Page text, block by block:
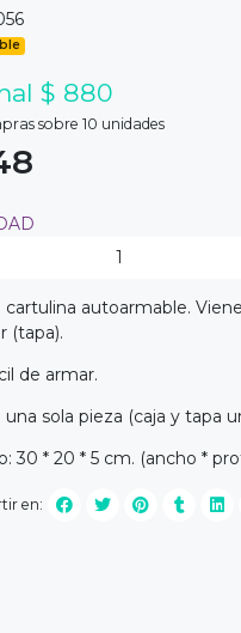
$ 880
sobre 10 unidades
cartulina autoarmable.
(tapa).
de armar.
una sola pieza (caja y tapa
30 * 20 * 5 cm. (ancho *
en: